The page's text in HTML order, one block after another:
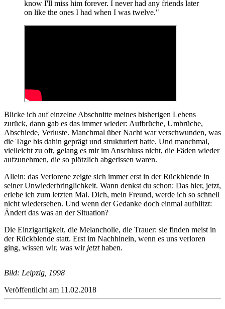
know I'll miss him forever. I never had any friends later
on like the ones I had when I was twelve."
Blicke ich auf einzelne Abschnitte meines bisherigen Lebens
zurück, dann gab es das immer wieder: Aufbrüche, Umbrüche,
Abschiede, Verluste. Manchmal über Nacht war verschwunden, was
die Tage bis dahin geprägt und strukturiert hatte. Und manchmal,
vielleicht zu oft, gelang es mir im Anschluss nicht, die Fäden wieder
aufzunehmen, die so plötzlich abgerissen waren.
Allein: das Verlorene zeigte sich immer erst in der Rückblende in
seiner Unwiederbringlichkeit. Wann denkst du schon: Das hier, jetzt,
erlebe ich zum letzten Mal. Dich, mein Freund, werde ich so schnell
nicht wiedersehen. Und wenn der Gedanke doch einmal aufblitzt:
Ändert das was an der Situation?
Die Einzigartigkeit, die Melancholie, die Trauer: sie finden meist in
der Rückblende statt. Erst im Nachhinein, wenn es uns verloren
ging, wissen wir, was wir jetzthaben.
Bild: Leipzig, 1998
Veröffentlicht am 11.02.2018